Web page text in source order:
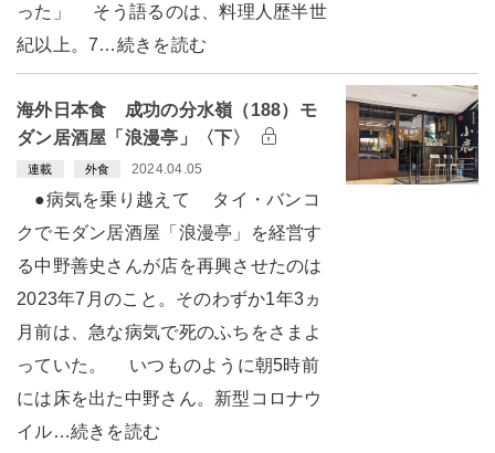
った」 そう語るのは、料理人歴半世
紀以上。7…続きを読む
海外日本食 成功の分水嶺（188）モ
ダン居酒屋「浪漫亭」〈下〉
連載 外食 2024.04.05
●病気を乗り越えて タイ・バンコ
クでモダン居酒屋「浪漫亭」を経営す
る中野善史さんが店を再興させたのは
2023年7月のこと。そのわずか1年3ヵ
月前は、急な病気で死のふちをさまよ
っていた。 いつものように朝5時前
には床を出た中野さん。新型コロナウ
イル…続きを読む